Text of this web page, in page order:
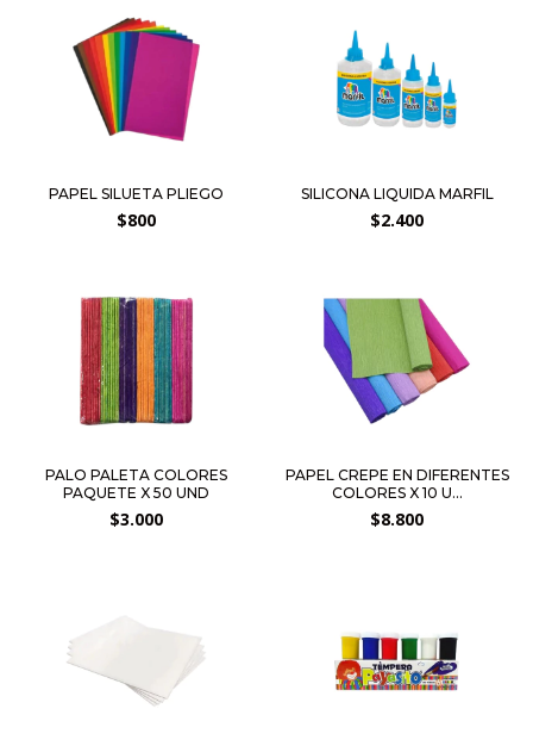
PAPEL SILUETA PLIEGO
$800
SILICONA LIQUIDA MARFIL
$2.400
PALO PALETA COLORES
PAQUETE X 50 UND
$3.000
PAPEL CREPE EN DIFERENTES
COLORES X 10 U...
$8.800